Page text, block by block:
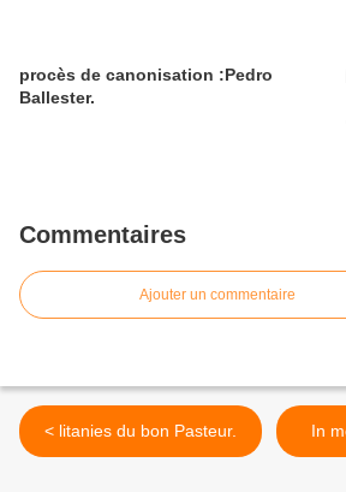
procès de canonisation :Pedro
Ballester.
Commentaires
Ajouter un commentaire
< litanies du bon Pasteur.